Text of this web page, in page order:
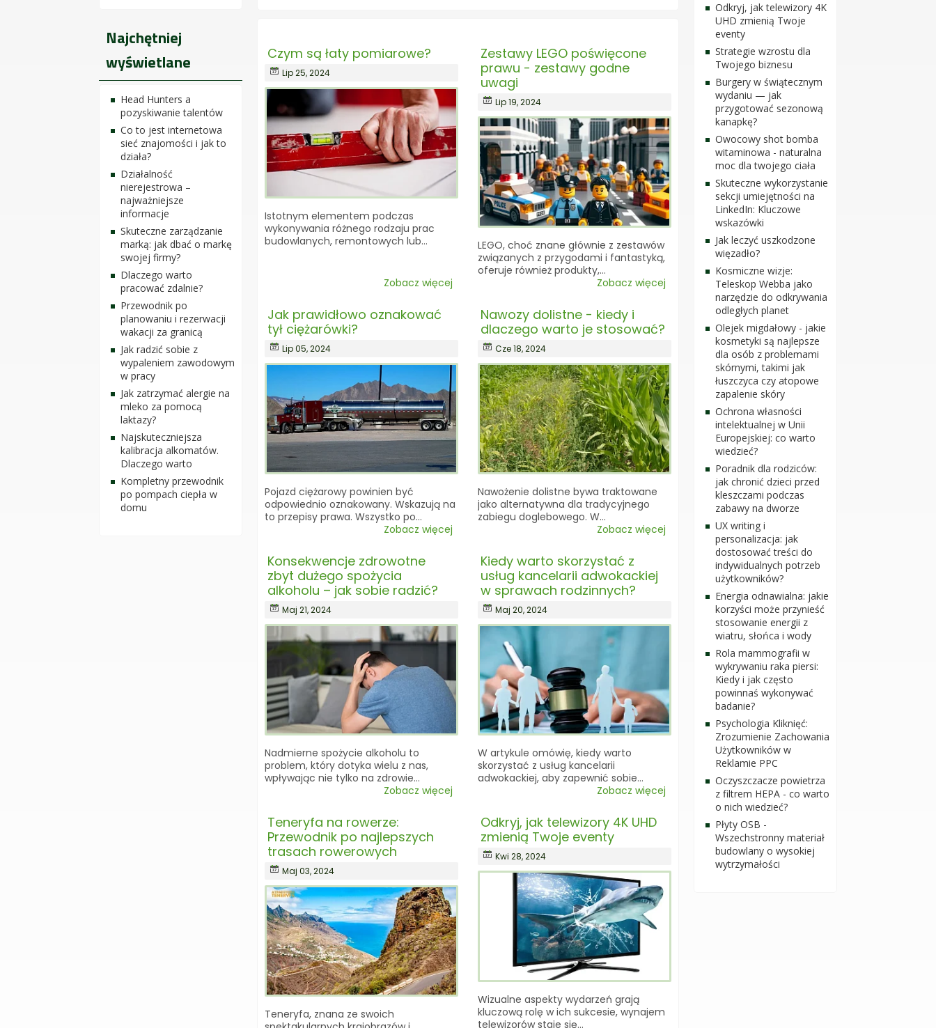
Najchętniej
wyświetlane
Head Hunters a
pozyskiwanie talentów
Co to jest internetowa
sieć znajomości i jak to
działa?
Działalność
nierejestrowa –
najważniejsze
informacje
Skuteczne zarządzanie
marką: jak dbać o markę
swojej firmy?
Dlaczego warto
pracować zdalnie?
Przewodnik po
planowaniu i rezerwacji
wakacji za granicą
Jak radzić sobie z
wypaleniem zawodowym
w pracy
Jak zatrzymać alergie na
mleko za pomocą
laktazy?
Najskuteczniejsza
kalibracja alkomatów.
Dlaczego warto
Kompletny przewodnik
po pompach ciepła w
domu
Czym są łaty pomiarowe?
Lip 25, 2024
Istotnym elementem podczas
wykonywania różnego rodzaju prac
budowlanych, remontowych lub…
Zobacz więcej
Zestawy LEGO poświęcone
prawu - zestawy godne
uwagi
Lip 19, 2024
LEGO, choć znane głównie z zestawów
związanych z przygodami i fantastyką,
oferuje również produkty,…
Zobacz więcej
Jak prawidłowo oznakować
tył ciężarówki?
Lip 05, 2024
Pojazd ciężarowy powinien być
odpowiednio oznakowany. Wskazują na
to przepisy prawa. Wszystko po…
Zobacz więcej
Nawozy dolistne - kiedy i
dlaczego warto je stosować?
Cze 18, 2024
Nawożenie dolistne bywa traktowane
jako alternatywna dla tradycyjnego
zabiegu doglebowego. W…
Zobacz więcej
Konsekwencje zdrowotne
zbyt dużego spożycia
alkoholu – jak sobie radzić?
Maj 21, 2024
Nadmierne spożycie alkoholu to
problem, który dotyka wielu z nas,
wpływając nie tylko na zdrowie…
Zobacz więcej
Kiedy warto skorzystać z
usług kancelarii adwokackiej
w sprawach rodzinnych?
Maj 20, 2024
W artykule omówię, kiedy warto
skorzystać z usług kancelarii
adwokackiej, aby zapewnić sobie…
Zobacz więcej
Teneryfa na rowerze:
Przewodnik po najlepszych
trasach rowerowych
Maj 03, 2024
Teneryfa, znana ze swoich
Odkryj, jak telewizory 4K UHD
zmienią Twoje eventy
Kwi 28, 2024
Wizualne aspekty wydarzeń grają
kluczową rolę w ich sukcesie, wynajem
telewizorów staje się…
Odkryj, jak telewizory 4K
UHD zmienią Twoje
eventy
Strategie wzrostu dla
Twojego biznesu
Burgery w świątecznym
wydaniu — jak
przygotować sezonową
kanapkę?
Owocowy shot bomba
witaminowa - naturalna
moc dla twojego ciała
Skuteczne wykorzystanie
sekcji umiejętności na
LinkedIn: Kluczowe
wskazówki
Jak leczyć uszkodzone
więzadło?
Kosmiczne wizje:
Teleskop Webba jako
narzędzie do odkrywania
odległych planet
Olejek migdałowy - jakie
kosmetyki są najlepsze
dla osób z problemami
skórnymi, takimi jak
łuszczyca czy atopowe
zapalenie skóry
Ochrona własności
intelektualnej w Unii
Europejskiej: co warto
wiedzieć?
Poradnik dla rodziców:
jak chronić dzieci przed
kleszczami podczas
zabawy na dworze
UX writing i
personalizacja: jak
dostosować treści do
indywidualnych potrzeb
użytkowników?
Energia odnawialna: jakie
korzyści może przynieść
stosowanie energii z
wiatru, słońca i wody
Rola mammografii w
wykrywaniu raka piersi:
Kiedy i jak często
powinnaś wykonywać
badanie?
Psychologia Kliknięć:
Zrozumienie Zachowania
Użytkowników w
Reklamie PPC
Oczyszczacze powietrza
z filtrem HEPA - co warto
o nich wiedzieć?
Płyty OSB -
Wszechstronny materiał
budowlany o wysokiej
wytrzymałości